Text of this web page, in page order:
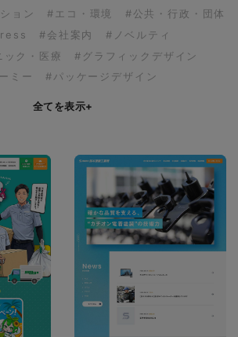
ョン
#エコ・環境
#公共・行政・団体
#会社案内
#ノベルティ
ク・医療
#グラフィックデザイン
ミー
#パッケージデザイン
全てを表示+